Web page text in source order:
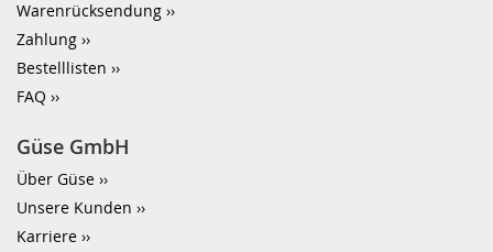
Warenrücksendung
Zahlung
Bestelllisten
FAQ
Güse GmbH
Über Güse
Unsere Kunden
Karriere